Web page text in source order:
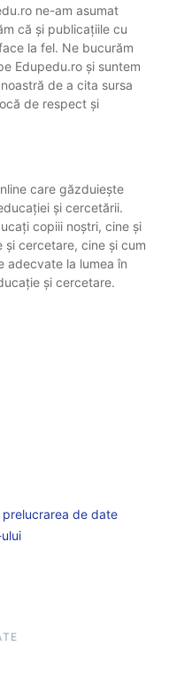
ne-am asumat
că și publicațiile cu
la fel. Ne bucurăm
Edupedu.ro și suntem
de a cita sursa
de respect și
care găzduiește
și cercetării.
copiii noștri, cine și
cercetare, cine și cum
adecvate la lumea în
și cercetare.
de date